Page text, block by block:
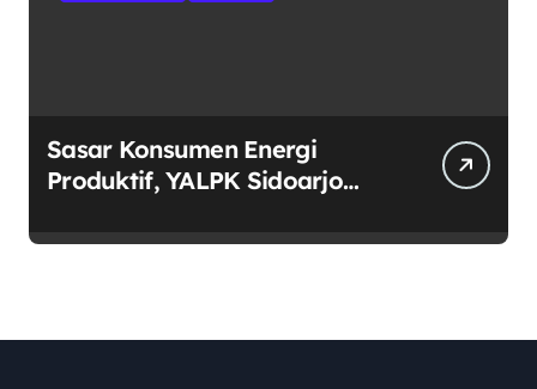
Sasar Konsumen Energi
Produktif, YALPK Sidoarjo
Pengemudi Ojol di Candi